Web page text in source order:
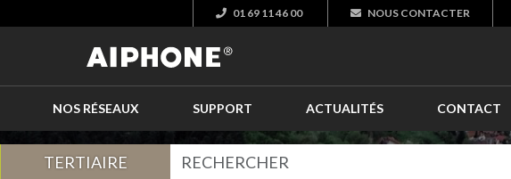
01 69 11 46 00 NOUS CONTACTER
NOS RÉSEAUX SUPPORT ACTUALITÉS CONTACT
TERTIAIRE